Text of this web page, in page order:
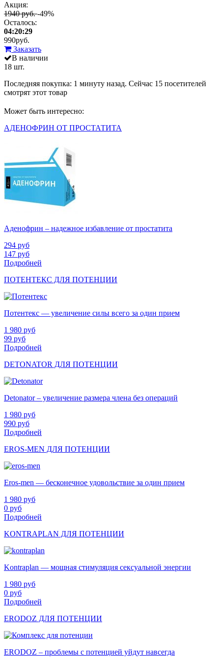
Акция:
1940 руб.-49%
Осталось:
04:20:29
990руб.
Заказать
В наличии
18 шт.
Последняя покупка: 1 минуту назад. Сейчас 15 посетителей
смотрят этот товар
Может быть интересно:
АДЕНОФРИН ОТ ПРОСТАТИТА
Аденофрин – надежное избавление от простатита
294 руб
147 руб
Подробней
ПОТЕНТЕКС ДЛЯ ПОТЕНЦИИ
Потентекс — увеличение силы всего за один прием
1 980 руб
99 руб
Подробней
DETONATOR ДЛЯ ПОТЕНЦИИ
Detonator – увеличение размера члена без операций
1 980 руб
990 руб
Подробней
EROS-MEN ДЛЯ ПОТЕНЦИИ
Eros-men — бесконечное удовольствие за один прием
1 980 руб
0 руб
Подробней
KONTRAPLAN ДЛЯ ПОТЕНЦИИ
Kontraplan — мощная стимуляция сексуальной энергии
1 980 руб
0 руб
Подробней
ERODOZ ДЛЯ ПОТЕНЦИИ
ERODOZ – проблемы с потенцией уйдут навсегда